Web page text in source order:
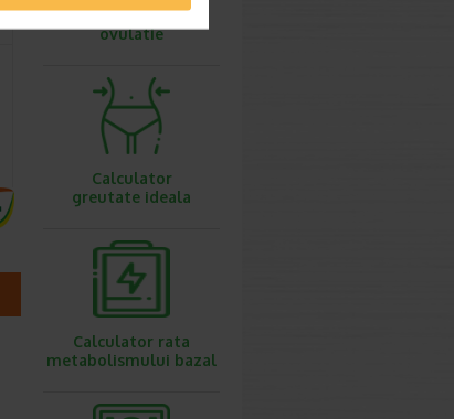
Calculator
ovulatie
Calculator
greutate ideala
Calculator rata
metabolismului bazal